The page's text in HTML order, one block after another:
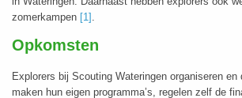
zomerkampen [1] .
Opkomsten
Explorers bij Scouting Wateringen organiseren
maken hun eigen programma’s, regelen zelf de